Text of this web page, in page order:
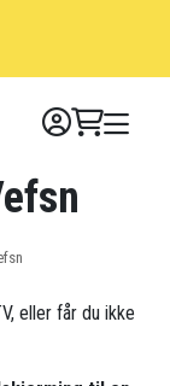
eller får du ikke